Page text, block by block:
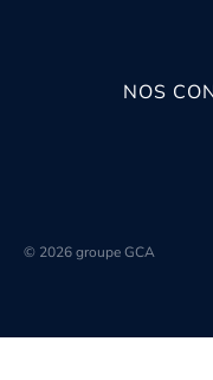
NOS
© 2026 groupe GCA